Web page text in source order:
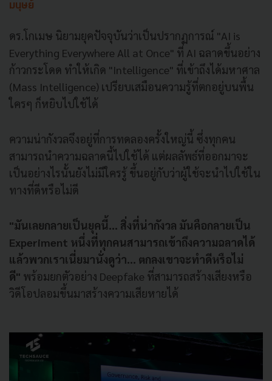
มนุษย์
ดร.โกเมษ นิยามยุคปัจจุบันว่าเป็นปรากฏการณ์ "AI is
Everything Everywhere All at Once" ที่ AI ฉลาดขึ้นอย่าง
ก้าวกระโดด ทำให้เกิด "Intelligence" ที่เข้าถึงได้มหาศาล
(Mass Intelligence) เปรียบเสมือนความรู้ที่ตกอยู่บนพื้น
ใครๆ ก็หยิบไปใช้ได้
ความน่ากังวลจึงอยู่ที่การทดลองครั้งใหญ่นี้ ซึ่งทุกคน
สามารถนำความฉลาดนี้ไปใช้ได้ แต่ผลลัพธ์ที่ออกมาจะ
เป็นอย่างไรนั้นยังไม่มีใครรู้ ขึ้นอยู่กับว่าผู้ใช้จะนำไปใช้ใน
ทางที่ดีหรือไม่ดี
"มันเลยกลายเป็นยุคนี้... สิ่งที่น่ากังวล มันคือกลายเป็น
Experiment หนึ่งที่ทุกคนสามารถเข้าถึงความฉลาดได้
แล้วพวกเราเนี่ยมานั่งดูว่า... ตกลงเขาจะทำดีหรือไม่
ดี" พร้อมยกตัวอย่าง Deepfake ที่สามารถสร้างเสียงหรือ
วิดีโอปลอมขึ้นมาสร้างความเสียหายได้